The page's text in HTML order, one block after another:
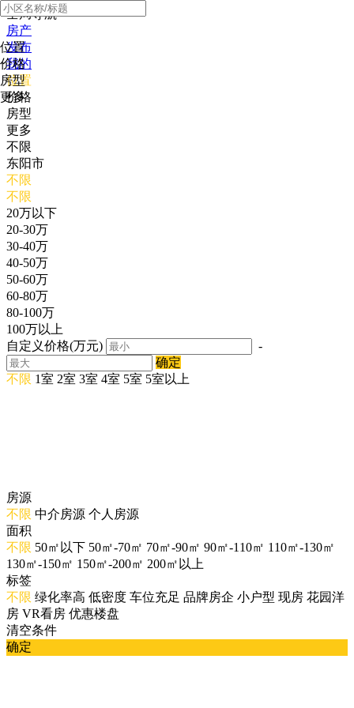
全局导航
房产
发布
我的
位置
价格
房型
更多
位置
价格
房型
更多
不限
东阳市
不限
不限
20万以下
20-30万
30-40万
40-50万
50-60万
60-80万
80-100万
100万以上
自定义价格(万元)
-
确定
不限 1室 2室 3室 4室 5室 5室以上
房源
不限 中介房源 个人房源
面积
不限 50㎡以下 50㎡-70㎡ 70㎡-90㎡ 90㎡-110㎡ 110㎡-130㎡
130㎡-150㎡ 150㎡-200㎡ 200㎡以上
标签
不限 绿化率高 低密度 车位充足 品牌房企 小户型 现房 花园洋
房 VR看房 优惠楼盘
清空条件
确定